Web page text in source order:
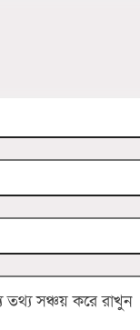
সঞ্চয় করে রাখুন